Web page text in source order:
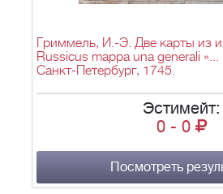
Гриммель, И.-Э. Две карты из
Russicus mappa una generali
Санкт-Петербург, 1745.
Эстимейт:
0 - 0
Посмотреть